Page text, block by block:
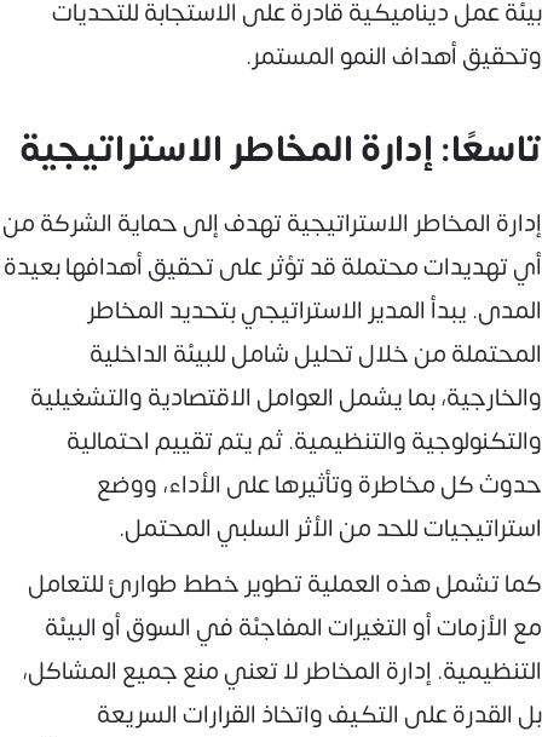
بيئة عمل ديناميكية قادرة على الاستجابة للتحديات
وتحقيق أهداف النمو المستمر.
تاسعًا: إدارة المخاطر الاستراتيجية
إدارة المخاطر الاستراتيجية تهدف إلى حماية الشركة من
أي تهديدات محتملة قد تؤثر على تحقيق أهدافها بعيدة
المدى. يبدأ المدير الاستراتيجي بتحديد المخاطر
المحتملة من خلال تحليل شامل للبيئة الداخلية
والخارجية، بما يشمل العوامل الاقتصادية والتشغيلية
والتكنولوجية والتنظيمية. ثم يتم تقييم احتمالية
حدوث كل مخاطرة وتأثيرها على الأداء، ووضع
استراتيجيات للحد من الأثر السلبي المحتمل.
كما تشمل هذه العملية تطوير خطط طوارئ للتعامل
مع الأزمات أو التغيرات المفاجئة في السوق أو البيئة
التنظيمية. إدارة المخاطر لا تعني منع جميع المشاكل،
بل القدرة على التكيف واتخاذ القرارات السريعة